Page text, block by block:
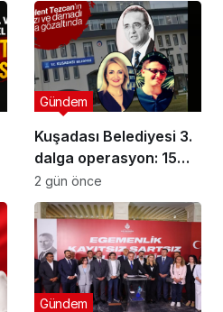
Kuşadası Belediyesi 3.
dalga operasyon: 15
şüpheli gözaltına alındı!
Gündem
2 gün önce
Gündem